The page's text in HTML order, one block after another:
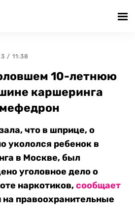
/ 11:38
10-летнюю
каршеринга
что в шприце, о
укололся ребенок в
в Москве, был
уголовное дело о
наркотиков,сообщает
правоохранительные